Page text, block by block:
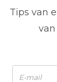
Tips van